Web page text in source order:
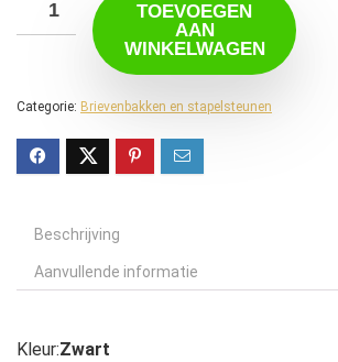
TOEVOEGEN
AAN
WINKELWAGEN
Categorie: Brievenbakken en stapelsteunen
Beschrijving
Aanvullende informatie
Kleur:Zwart